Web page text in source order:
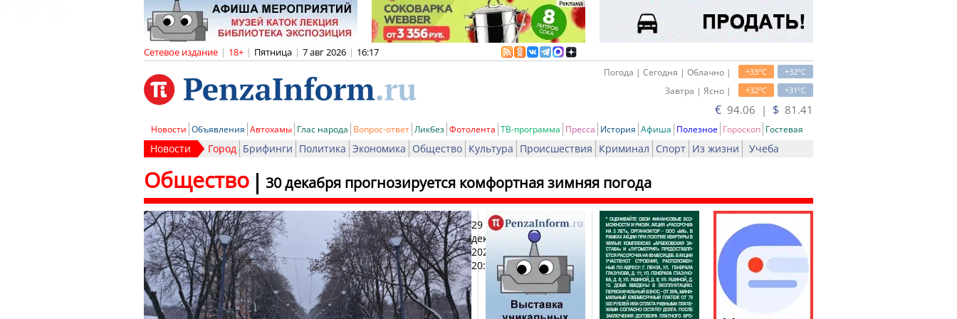
Сетевое издание | 18+ | Пятница | 7 авг 2026 | 16:17
+32oC
+33oC
Погода | Сегодня | Облачно |
+31oC
+32oC
Завтра | Ясно |
€ 94.06 | $ 81.41
Новости Объявления Автохамы Глас народа Вопрос-ответ Ликбез Фотолента ТВ-программа Пресса История Афиша Полезное Гороскоп Гостевая
Новости Город Брифинги Политика Экономика Общество Культура Происшествия Криминал Спорт Из жизни Учеба
30 декабря прогнозируется комфортная зимняя погода
Общество
29
декабря
2025,
20:00
Печать